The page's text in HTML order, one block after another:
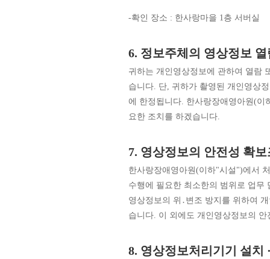
-확인 장소 : 한사랑마을 1층 서버실
6. 정보주체의 영상정보
귀하는 개인영상정보에 관하여 열람
습니다. 단, 귀하가 촬영된 개인영상
에 한정됩니다. 한사랑장애영아원(
요한 조치를 하겠습니다.
7. 영상정보의 안전성 확
한사랑장애영아원(이하"시설")에서
수행에 필요한 최소한의 범위로 업무
영상정보의 위․변조 방지를 위하여
습니다. 이 외에도 개인영상정보의
8. 영상정보처리기기 설치